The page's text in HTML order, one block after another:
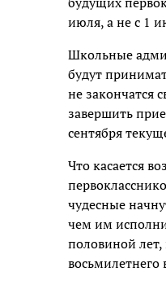
июля, а не с 1
Школьные
будут
не закончатся
завершить
сентября
Что касается
чудесные
чем им
половиной
восьмилетнего